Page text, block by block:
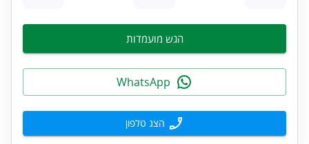
הגש מועמדות
הצג טלפון